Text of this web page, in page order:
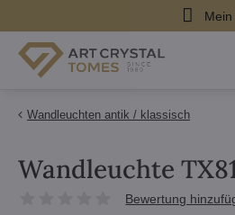
Wandleuchten antik / klassisch
Wandleuchte
Bewertung